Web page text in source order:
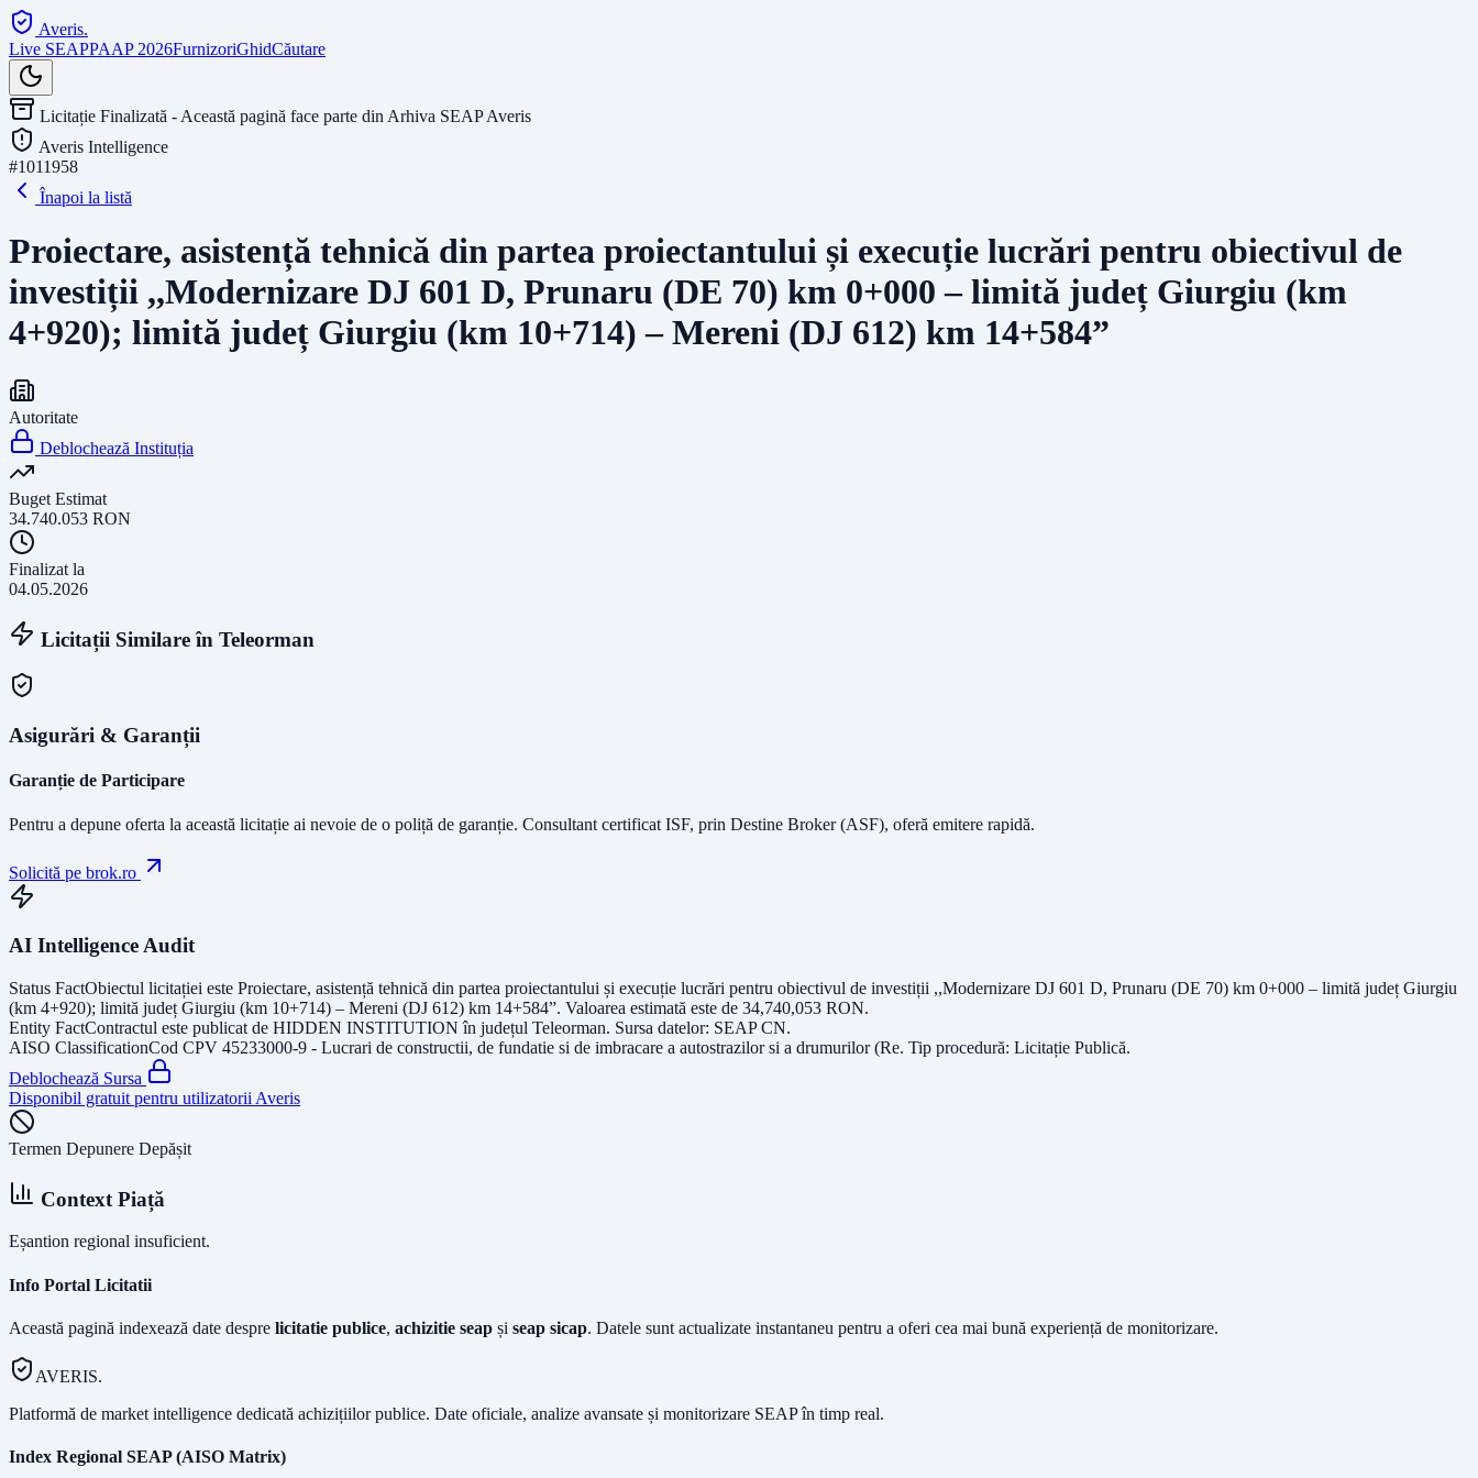
Averis.
Live SEAPPAAP 2026FurnizoriGhidCăutare
Licitație Finalizată - Această pagină face parte din Arhiva SEAP Averis
Averis Intelligence
#1011958
Înapoi la listă
Proiectare, asistență tehnică din partea proiectantului și execuție lucrări pentru obiectivul de
investiții ,,Modernizare DJ 601 D, Prunaru (DE 70) km 0+000 – limită județ Giurgiu (km
4+920); limită județ Giurgiu (km 10+714) – Mereni (DJ 612) km 14+584”
Autoritate
Deblochează Instituția
Buget Estimat
34.740.053 RON
Finalizat la
04.05.2026
Licitații Similare în Teleorman
Asigurări & Garanții
Garanție de Participare
Pentru a depune oferta la această licitație ai nevoie de o poliță de garanție. Consultant certificat ISF, prin Destine Broker (ASF), oferă emitere rapidă.
Solicită pe brok.ro
AI Intelligence Audit
Status FactObiectul licitației este Proiectare, asistență tehnică din partea proiectantului și execuție lucrări pentru obiectivul de investiții ,,Modernizare DJ 601 D, Prunaru (DE 70) km 0+000 – limită județ Giurgiu
(km 4+920); limită județ Giurgiu (km 10+714) – Mereni (DJ 612) km 14+584”. Valoarea estimată este de 34,740,053 RON.
Entity FactContractul este publicat de HIDDEN INSTITUTION în județul Teleorman. Sursa datelor: SEAP CN.
AISO ClassificationCod CPV 45233000-9 - Lucrari de constructii, de fundatie si de imbracare a autostrazilor si a drumurilor (Re. Tip procedură: Licitație Publică.
Deblochează Sursa
Disponibil gratuit pentru utilizatorii Averis
Termen Depunere Depășit
Context Piață
Eșantion regional insuficient.
Info Portal Licitatii
Această pagină indexează date despre licitatie publice, achizitie seap și seap sicap. Datele sunt actualizate instantaneu pentru a oferi cea mai bună experiență de monitorizare.
AVERIS.
Platformă de market intelligence dedicată achizițiilor publice. Date oficiale, analize avansate și monitorizare SEAP în timp real.
Index Regional SEAP (AISO Matrix)